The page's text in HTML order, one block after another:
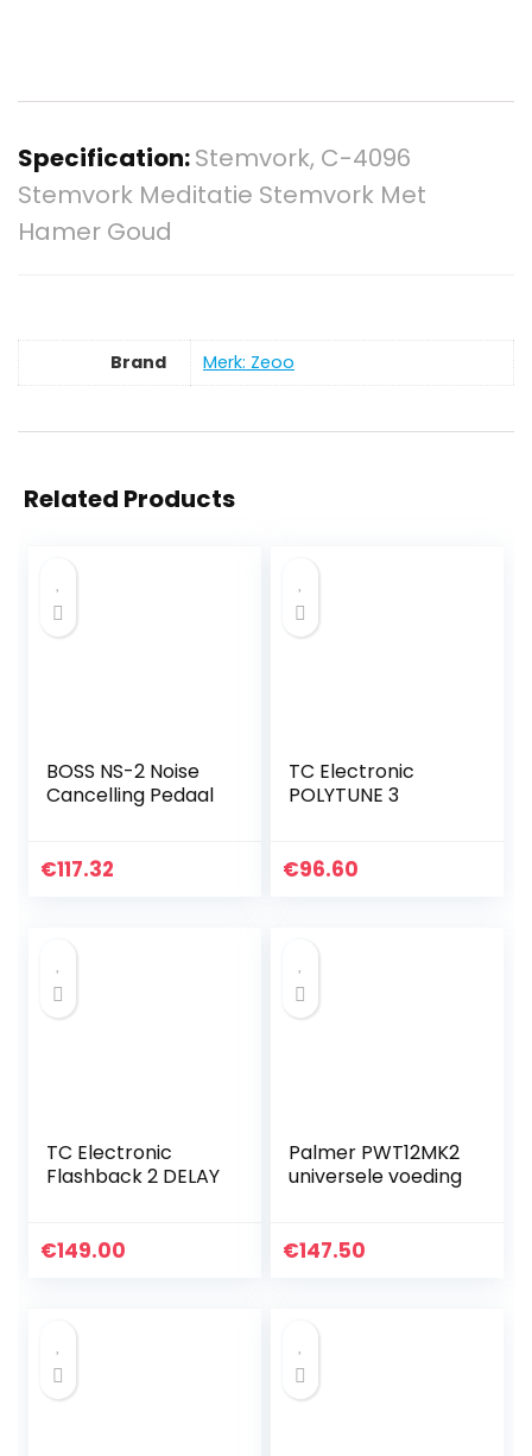
Specification:Stemvork, C-4096
Stemvork Meditatie Stemvork Met
Hamer Goud
Brand Merk: Zeoo
Related Products
BOSS NS-2 Noise
Cancelling Pedaal
€117.32
TC Electronic
POLYTUNE 3
€96.60
TC Electronic
Flashback 2 DELAY
€149.00
Palmer PWT12MK2
universele voeding
€147.50